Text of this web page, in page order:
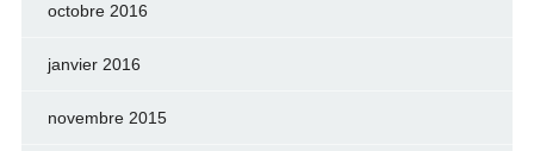
octobre 2016
janvier 2016
novembre 2015